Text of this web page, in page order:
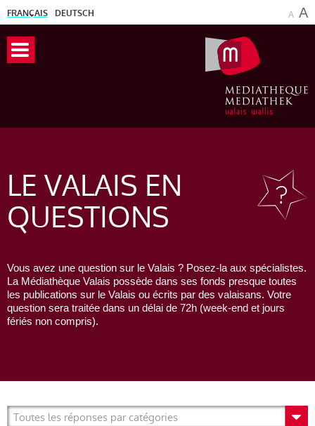
FRANÇAIS DEUTSCH A A
LE VALAIS EN
QUESTIONS
Vous avez une question sur le Valais ? Posez-la aux spécialistes.
La Médiathèque Valais possède dans ses fonds presque toutes
les publications sur le Valais ou écrits par des valaisans. Votre
question sera traitée dans un délai de 72h (week-end et jours
fériés non compris).